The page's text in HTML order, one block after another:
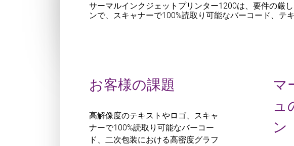
サーマルインクジェットプリンター1200は、要件の厳
ンで、スキャナーで100%読取り可能なバーコード、テ
お客様の課題
高解像度のテキストやロゴ、スキャ
ナーで100%読取り可能なバーコー
ド、二次包装における高密度グラフ
マ
ュ
ン